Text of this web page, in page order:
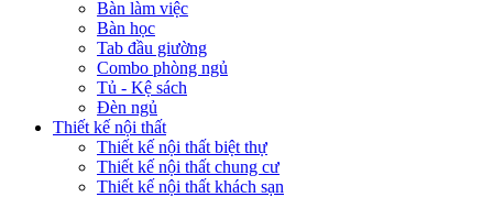
Bàn làm việc
Bàn học
Tab đầu giường
Combo phòng ngủ
Tủ - Kệ sách
Đèn ngủ
Thiết kế nội thất
Thiết kế nội thất biệt thự
Thiết kế nội thất chung cư
Thiết kế nội thất khách sạn